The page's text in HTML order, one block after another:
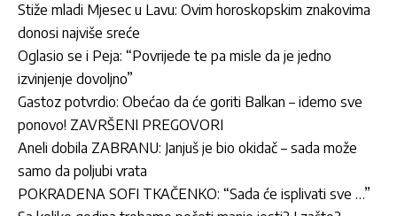
Stiže mladi Mjesec u Lavu: Ovim horoskopskim znakovima
donosi najviše sreće
Oglasio se i Peja: “Povrijede te pa misle da je jedno
izvinjenje dovoljno”
Gastoz potvrdio: Obećao da će goriti Balkan – idemo sve
ponovo! ZAVRŠENI PREGOVORI
Aneli dobila ZABRANU: Janjuš je bio okidač – sada može
samo da poljubi vrata
POKRADENA SOFI TKAČENKO: “Sada će isplivati sve …”